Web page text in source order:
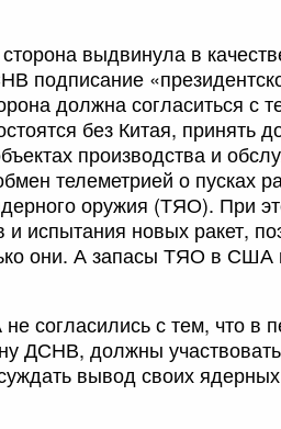
выдвинула в
подписание
должна согласиться
без Китая,
производства и
телеметрией о пусках
оружия (ТЯО). При
и испытания новых ракет,
они. А запасы ТЯО в США
согласились с тем, что в
ДСНВ, должны
вывод своих